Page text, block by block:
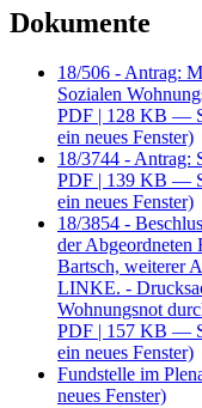
Dokumente
18/506 - Antrag:
Sozialen
PDF | 128 KB —
ein neues Fenster)
18/3744 - Antrag:
PDF | 139 KB —
ein neues Fenster)
18/3854 -
der
Bartsch, weiterer
LINKE. -
Wohnungsnot
PDF | 157 KB —
ein neues Fenster)
Fundstelle im
neues Fenster)